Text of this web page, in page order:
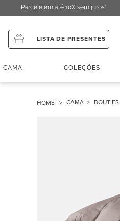
Parcele em até 10X sem juros*
LISTA DE PRESENTES
CAMA COLEÇÕES
CAMA BOUTIES